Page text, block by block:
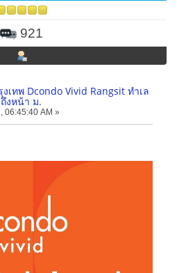
921
เทพ Dcondo Vivid Rangsit ทำเล
งหน้า ม.
06:45:40 AM »